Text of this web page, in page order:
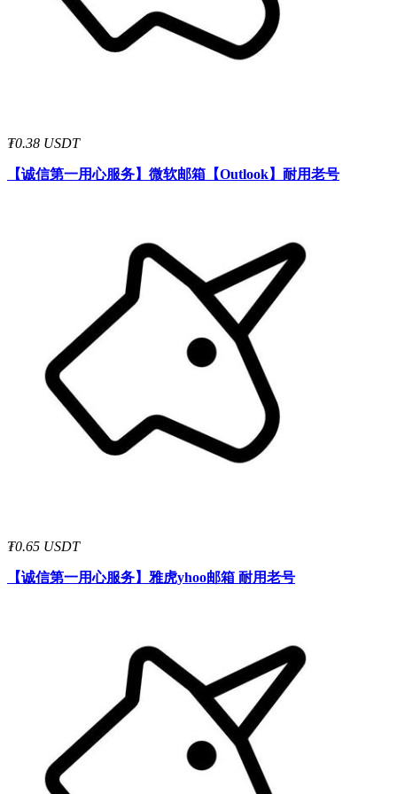
₮0.38 USDT
【诚信第一用心服务】 微软邮箱【Outlook】耐用老号
₮0.65 USDT
【诚信第一用心服务】 雅虎yhoo邮箱 耐用老号